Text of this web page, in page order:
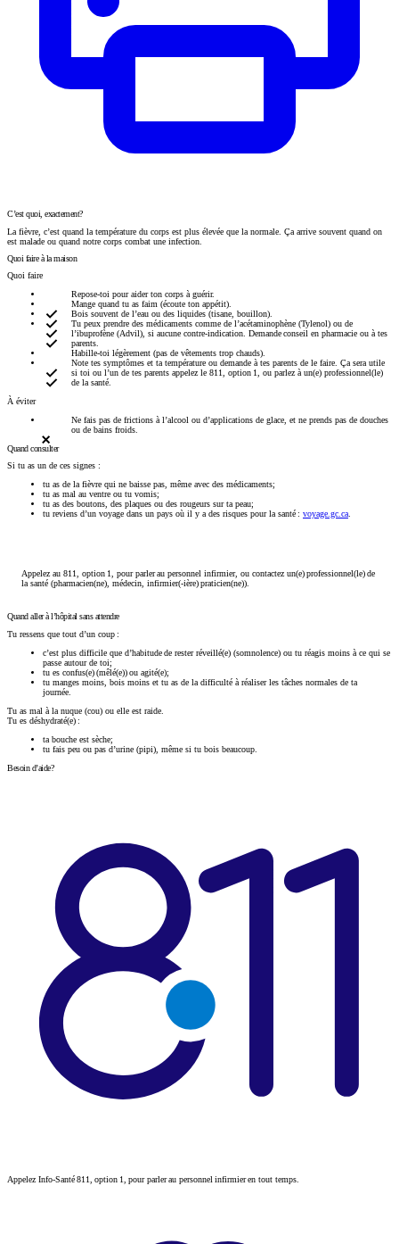
C’est quoi, exactement?
La fièvre, c’est quand la température du corps est plus élevée que la normale. Ça arrive souvent quand on
est malade ou quand notre corps combat une infection.
Quoi faire à la maison
Quoi faire
Repose-toi pour aider ton corps à guérir.
Mange quand tu as faim (écoute ton appétit).
Bois souvent de l’eau ou des liquides (tisane, bouillon).
Tu peux prendre des médicaments comme de l’acétaminophène (Tylenol) ou de
l’ibuprofène (Advil), si aucune contre-indication. Demande conseil en pharmacie ou à tes
parents.
Habille-toi légèrement (pas de vêtements trop chauds).
Note tes symptômes et ta température ou demande à tes parents de le faire. Ça sera utile
si toi ou l’un de tes parents appelez le 811, option 1, ou parlez à un(e) professionnel(le)
de la santé.
À éviter
Ne fais pas de frictions à l’alcool ou d’applications de glace, et ne prends pas de douches
ou de bains froids.
Quand consulter
Si tu as un de ces signes :
tu as de la fièvre qui ne baisse pas, même avec des médicaments;
tu as mal au ventre ou tu vomis;
tu as des boutons, des plaques ou des rougeurs sur ta peau;
tu reviens d’un voyage dans un pays où il y a des risques pour la santé : voyage.gc.ca.
Appelez au 811, option 1, pour parler au personnel infirmier, ou contactez un(e) professionnel(le) de
la santé (pharmacien(ne), médecin, infirmier(-ière) praticien(ne)).
Quand aller à l’hôpital sans attendre
Tu ressens que tout d’un coup :
c’est plus difficile que d’habitude de rester réveillé(e) (somnolence) ou tu réagis moins à ce qui se
passe autour de toi;
tu es confus(e) (mêlé(e)) ou agité(e);
tu manges moins, bois moins et tu as de la difficulté à réaliser les tâches normales de ta
journée.
Tu as mal à la nuque (cou) ou elle est raide.
Tu es déshydraté(e) :
ta bouche est sèche;
tu fais peu ou pas d’urine (pipi), même si tu bois beaucoup.
Besoin d’aide?
Appelez Info-Santé 811, option 1, pour parler au personnel infirmier en tout temps.